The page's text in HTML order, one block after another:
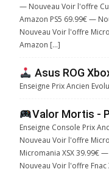
— Nouveau Voir l'offre
Amazon PS5 69.99€ —
Nouveau Voir l'offre
Amazon […]
Asus ROG
Enseigne Prix Ancien
Valor Mortis -
Enseigne Console Prix
Nouveau Voir l'offre
Micromania XSX 39.99€
Nouveau Voir l'offre